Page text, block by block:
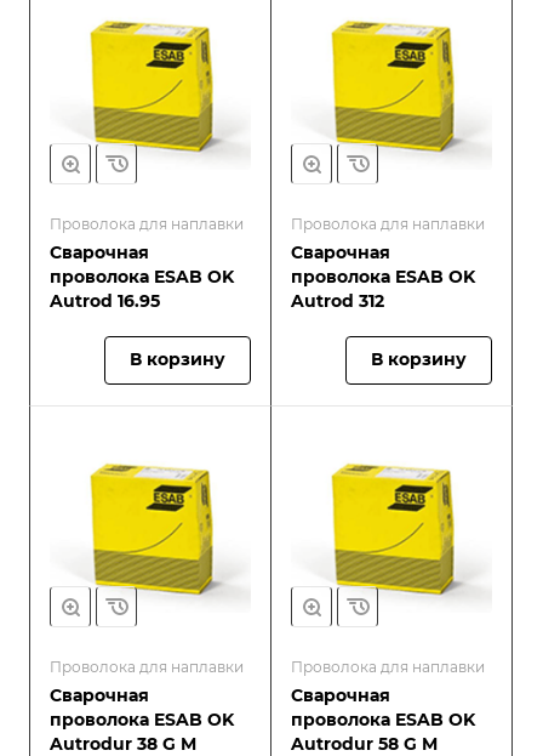
Проволока для наплавки
Сварочная
проволока ESAB OK
Autrod 16.95
В корзину
Проволока для наплавки
Сварочная
проволока ESAB OK
Autrod 312
В корзину
Проволока для наплавки
Сварочная
проволока ESAB OK
Autrodur 38 G M
Проволока для наплавки
Сварочная
проволока ESAB OK
Autrodur 58 G M